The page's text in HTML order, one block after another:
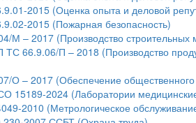
2015 (Оценка опыта и деловой
2015 (Пожарная безопасность)
М – 2017 (Производство строительных
66.9.06/П – 2018 (Производство
О – 2017 (Обеспечение
15189-2024 (Лаборатории
2010 (Метрологическое